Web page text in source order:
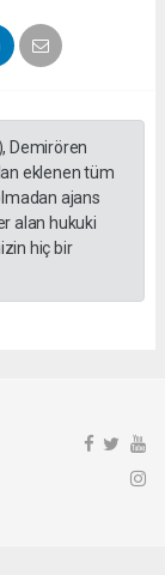
Demirören
eklenen tüm
ajans
alan hukuki
hiç bir